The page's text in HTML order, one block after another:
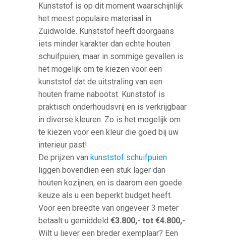
Kunststof is op dit moment waarschijnlijk
het meest populaire materiaal in
Zuidwolde. Kunststof heeft doorgaans
iets minder karakter dan echte houten
schuifpuien, maar in sommige gevallen is
het mogelijk om te kiezen voor een
kunststof dat de uitstraling van een
houten frame nabootst. Kunststof is
praktisch onderhoudsvrij en is verkrijgbaar
in diverse kleuren. Zo is het mogelijk om
te kiezen voor een kleur die goed bij uw
interieur past!
De prijzen vankunststof schuifpuien
liggen bovendien een stuk lager dan
houten kozijnen, en is daarom een goede
keuze als u een beperkt budget heeft.
Voor een breedte van ongeveer 3 meter
betaalt u gemiddeld€3.800,- tot €4.800,-
Wilt u liever een breder exemplaar? Een